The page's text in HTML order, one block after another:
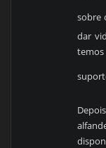
sobre
dar